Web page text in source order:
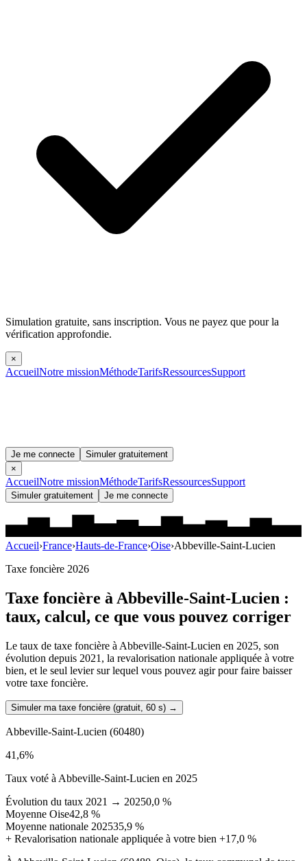
Simulation gratuite, sans inscription. Vous ne payez que pour la
vérification approfondie.
×
AccueilNotre missionMéthodeTarifsRessourcesSupport
Je me connecte
Simuler gratuitement
×
AccueilNotre missionMéthodeTarifsRessourcesSupport
Simuler gratuitement Je me connecte
Accueil›France›Hauts-de-France›Oise›Abbeville-Saint-Lucien
Taxe foncière 2026
Taxe foncière àAbbeville-Saint-Lucien :
taux, calcul, ce que vous pouvez corriger
Le taux de taxe foncière à Abbeville-Saint-Lucien en 2025, son
évolution depuis 2021, la revalorisation nationale appliquée à votre
bien, et le seul levier sur lequel vous pouvez agir pour faire baisser
votre taxe foncière.
Simuler ma taxe foncière (gratuit, 60 s) →
Abbeville-Saint-Lucien (60480)
41,6%
Taux voté à Abbeville-Saint-Lucien en 2025
Évolution du taux 2021 → 20250,0 %
Moyenne Oise42,8 %
Moyenne nationale 202535,9 %
+ Revalorisation nationale appliquée à votre bien +17,0 %